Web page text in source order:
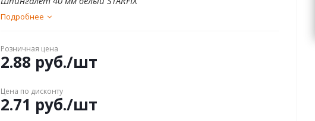
Подробнее
Розничная цена
2.88 руб./шт
Цена по дисконту
2.71 руб./шт